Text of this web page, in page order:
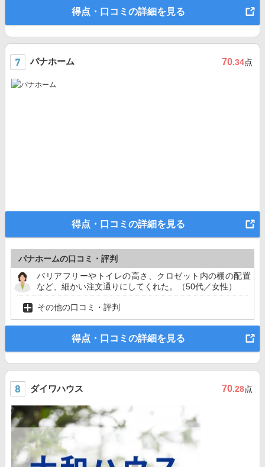
得点・口コミの詳細を見る
パナホーム 70.34点
得点・口コミの詳細を見る
パナホームの口コミ・評判
バリアフリーやトイレの高さ、クロゼット内の棚の配置
など、細かい注文通りにしてくれた。（50代／女性）
その他の口コミ・評判
得点・口コミの詳細を見る
ダイワハウス 70.28点